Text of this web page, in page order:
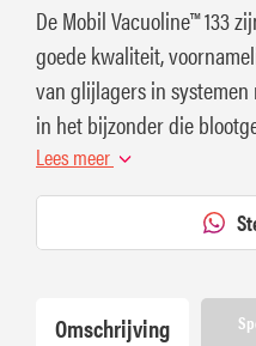
De Mobil Vacuoline™ 133
goede kwaliteit,
van glijlagers in
in het bijzonder die
contaminatie met water.
Lees meer
Omschrijving